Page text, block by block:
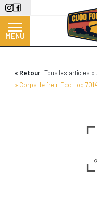
Aller
au
contenu
principal
MENU
Retour Tous les articles
Corps de frein Eco Log